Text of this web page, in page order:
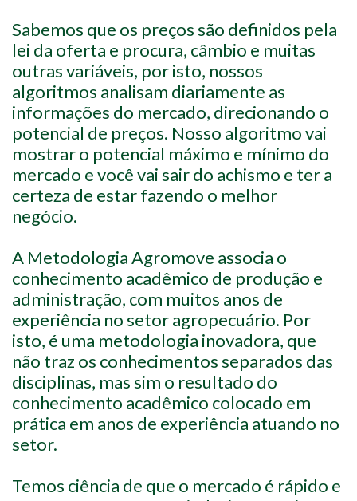
Sabemos que os preços são definidos pela
lei da oferta e procura, câmbio e muitas
outras variáveis, por isto, nossos
algoritmos analisam diariamente as
informações do mercado, direcionando o
potencial de preços. Nosso algoritmo vai
mostrar o potencial máximo e mínimo do
mercado e você vai sair do achismo e ter a
certeza de estar fazendo o melhor
negócio.
A Metodologia Agromove associa o
conhecimento acadêmico de produção e
administração, com muitos anos de
experiência no setor agropecuário. Por
isto, é uma metodologia inovadora, que
não traz os conhecimentos separados das
disciplinas, mas sim o resultado do
conhecimento acadêmico colocado em
prática em anos de experiência atuando no
setor.
Temos ciência de que o mercado é rápido e